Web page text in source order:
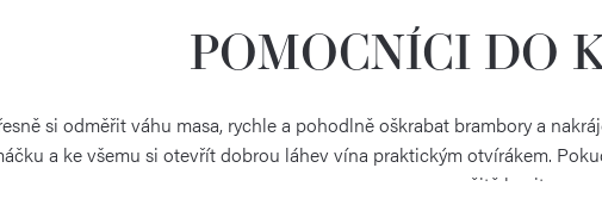
POMOCNÍCI DO
si odměřit váhu masa, rychle a pohodlně oškrabat brambory a
a ke všemu si otevřít dobrou láhev vína praktickým otvírákem.
určitě bavit.